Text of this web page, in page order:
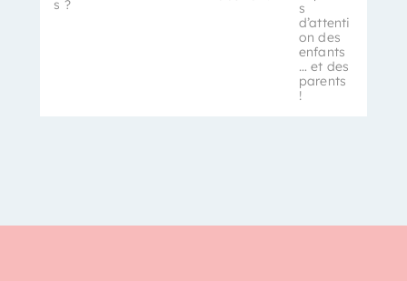
s ?
s
d’attenti
on des
enfants
… et des
parents
!